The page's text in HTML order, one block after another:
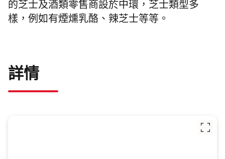
的芝士及酒類零售商設於中環，芝士類型多
樣，例如有煙燻乳酪、辣芝士等等。
詳情